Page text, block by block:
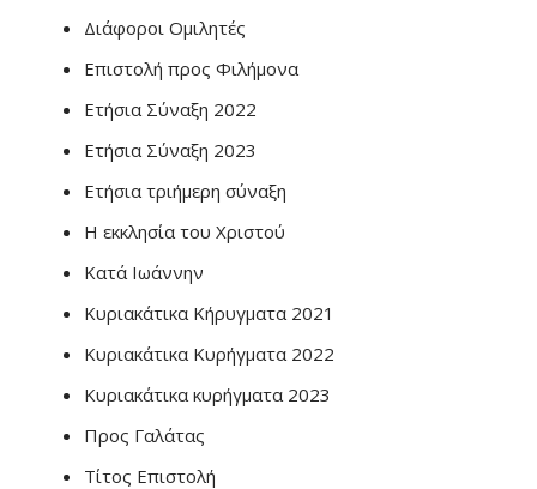
Διάφοροι Ομιλητές
Επιστολή προς Φιλήμονα
Ετήσια Σύναξη 2022
Ετήσια Σύναξη 2023
Ετήσια τριήμερη σύναξη
Η εκκλησία του Χριστού
Κατά Ιωάννην
Κυριακάτικα Κήρυγματα 2021
Κυριακάτικα Κυρήγματα 2022
Κυριακάτικα κυρήγματα 2023
Προς Γαλάτας
Τίτος Επιστολή